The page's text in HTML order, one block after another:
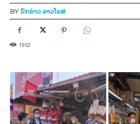
BYນັກຂ່າວ ລາວໂພສ
1953